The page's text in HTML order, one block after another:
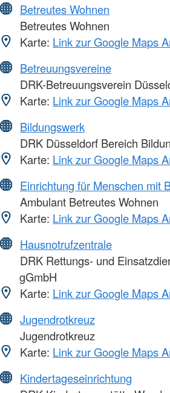
Betreutes Wohnen
Betreutes Wohnen
Karte: Link zur Google Maps
Betreuungsvereine
DRK-Betreuungsverein
Karte: Link zur Google Maps
Bildungswerk
DRK Düsseldorf Bereich
Karte: Link zur Google Maps
Einrichtung für Menschen mit
Ambulant Betreutes Wohnen
Karte: Link zur Google Maps
Hausnotrufzentrale
DRK Rettungs- und
gGmbH
Karte: Link zur Google Maps
Jugendrotkreuz
Jugendrotkreuz
Karte: Link zur Google Maps
Kindertageseinrichtung